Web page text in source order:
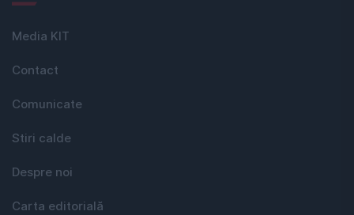
Media KIT
Contact
Comunicate
Stiri calde
Despre noi
Carta editorială